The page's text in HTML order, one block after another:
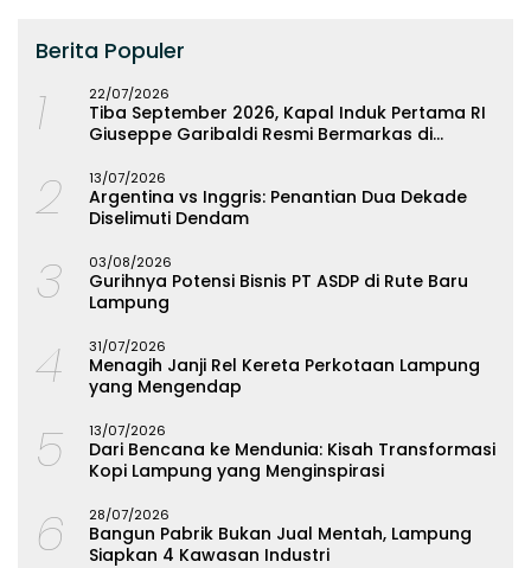
Berita Populer
1 22/07/2026
Tiba September 2026, Kapal Induk Pertama RI
Giuseppe Garibaldi Resmi Bermarkas di
2 13/07/2026
Argentina vs Inggris: Penantian Dua Dekade
Diselimuti Dendam
3 03/08/2026
Gurihnya Potensi Bisnis PT ASDP di Rute Baru
Lampung
4 31/07/2026
Menagih Janji Rel Kereta Perkotaan Lampung
yang Mengendap
5 13/07/2026
Dari Bencana ke Mendunia: Kisah Transformasi
Kopi Lampung yang Menginspirasi
6 28/07/2026
Bangun Pabrik Bukan Jual Mentah, Lampung
Siapkan 4 Kawasan Industri